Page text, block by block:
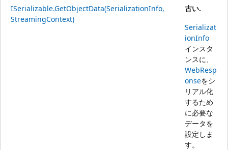
ISerializable.GetObjectData(SerializationInfo,
StreamingContext)
古い.
Serializat
ionInfo
インスタ
ンスに、
WebResp
onseをシ
リアル化
するため
に必要な
データを
設定しま
す。